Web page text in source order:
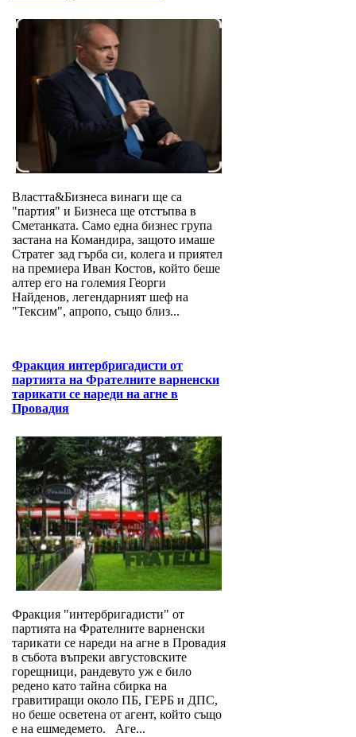
Властта&Бизнеса винаги ще са
"партия" и Бизнеса ще отстъпва в
Сметанката. Само една бизнес група
застана на Командира, защото имаше
Стратег зад гърба си, колега и приятел
на премиера Иван Костов, който беше
алтер его на големия Георги
Найденов, легендарният шеф на
"Тексим", апропо, също близ...
Фракция интербригадисти от
партията на Фрателните варненски
тарикати се нареди на агне в
Провадия
Фракция "интербригадисти" от
партията на Фрателните варненски
тарикати се нареди на агне в Провадия
в събота въпреки августовските
горещници, рандевуто уж е било
редено като тайна сбирка на
гравитиращи около ПБ, ГЕРБ и ДПС,
но беше осветена от агент, който също
е на ешмедемето. Аге...